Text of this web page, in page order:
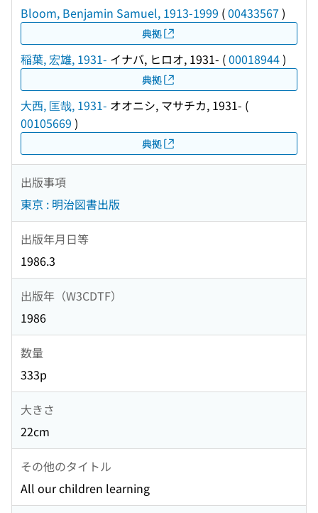
Bloom, Benjamin Samuel, 1913-1999 (00433567 )
典拠
稲葉, 宏雄, 1931- イナバ, ヒロオ, 1931- (00018944)
典拠
大西, 匡哉, 1931- オオニシ, マサチカ, 1931- (
00105669 )
典拠
出版事項
東京 : 明治図書出版
出版年月日等
1986.3
出版年（W3CDTF）
1986
数量
333p
大きさ
22cm
その他のタイトル
All our children learning